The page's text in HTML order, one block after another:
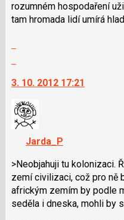
P
pro
rozumném hospodaření
tam hromada lidí umírá
další
názor.
K
navigaci
lze
použít
i
klávesy
N
3. 10. 2012 17:21
Jarda_P
>Neobjahuji tu kolonizaci.
zemí civilizaci, což pro ně
africkým zemím by podle
seděla i dneska, mohli by